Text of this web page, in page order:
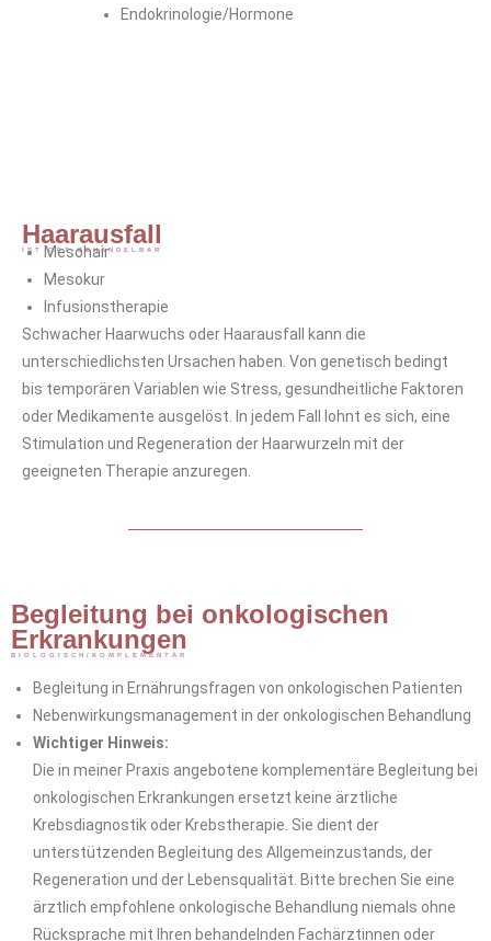
Endokrinologie/Hormone
Haarausfall
IST OFT BEHANDELBAR
Mesohair
Mesokur
Infusionstherapie
Schwacher Haarwuchs oder Haarausfall kann die
unterschiedlichsten Ursachen haben. Von genetisch bedingt
bis temporären Variablen wie Stress, gesundheitliche Faktoren
oder Medikamente ausgelöst. In jedem Fall lohnt es sich, eine
Stimulation und Regeneration der Haarwurzeln mit der
geeigneten Therapie anzuregen.
Begleitung bei onkologischen
Erkrankungen
BIOLOGISCH/KOMPLEMENTÄR
Begleitung in Ernährungsfragen von onkologischen Patienten
Nebenwirkungsmanagement in der onkologischen Behandlung
Wichtiger Hinweis:
Die in meiner Praxis angebotene komplementäre Begleitung bei
onkologischen Erkrankungen ersetzt keine ärztliche
Krebsdiagnostik oder Krebstherapie. Sie dient der
unterstützenden Begleitung des Allgemeinzustands, der
Regeneration und der Lebensqualität. Bitte brechen Sie eine
ärztlich empfohlene onkologische Behandlung niemals ohne
Rücksprache mit Ihren behandelnden Fachärztinnen oder